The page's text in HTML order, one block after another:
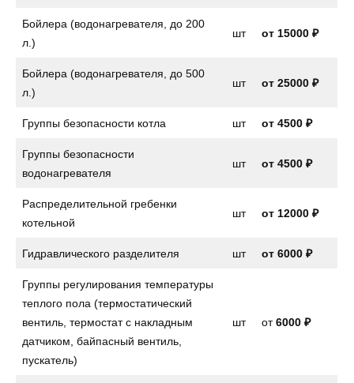
Бойлера (водонагревателя, до 200
л.)
шт от 15000 ₽
Бойлера (водонагревателя, до 500
л.)
шт от 25000 ₽
Группы безопасности котла шт от 4500 ₽
Группы безопасности
водонагревателя
шт от 4500 ₽
Распределительной гребенки
котельной
шт от 12000 ₽
Гидравлического разделителя шт от 6000 ₽
Группы регулирования температуры
теплого пола (термостатический
вентиль, термостат с накладным
датчиком, байпасный вентиль,
пускатель)
шт от6000 ₽